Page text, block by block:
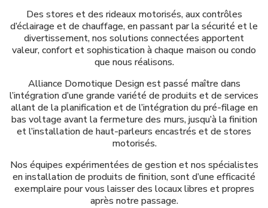
Des stores et des rideaux motorisés, aux contrôles
d’éclairage et de chauffage, en passant par la sécurité et le
divertissement, nos solutions connectées apportent
valeur, confort et sophistication à chaque maison ou condo
que nous réalisons.
Alliance Domotique Design est passé maître dans
l’intégration d’une grande variété de produits et de services
allant de la planification et de l’intégration du pré-filage en
bas voltage avant la fermeture des murs, jusqu’à la finition
et l’installation de haut-parleurs encastrés et de stores
motorisés.
Nos équipes expérimentées de gestion et nos spécialistes
en installation de produits de finition, sont d’une efficacité
exemplaire pour vous laisser des locaux libres et propres
après notre passage.